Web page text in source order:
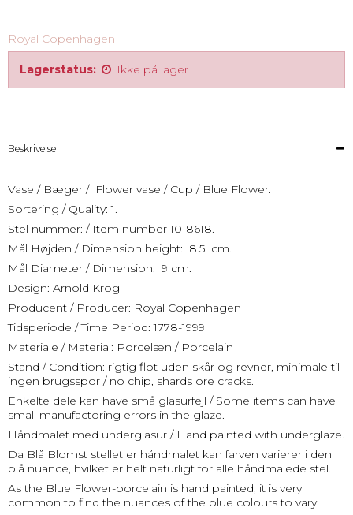
Royal Copenhagen
Lagerstatus: Ikke på lager
Beskrivelse
Vase / Bæger / Flower vase / Cup / Blue Flower.
Sortering / Quality: 1.
Stel nummer: / Item number 10-8618.
Mål Højden / Dimension height: 8.5 cm.
Mål Diameter / Dimension: 9 cm.
Design: Arnold Krog
Producent / Producer: Royal Copenhagen
Tidsperiode / Time Period: 1778-1999
Materiale / Material: Porcelæn / Porcelain
Stand / Condition: rigtig flot uden skår og revner, minimale til
ingen brugsspor / no chip, shards ore cracks.
Enkelte dele kan have små glasurfejl / Some items can have
small manufactoring errors in the glaze.
Håndmalet med underglasur / Hand painted with underglaze.
Da Blå Blomst stellet er håndmalet kan farven varierer i den
blå nuance, hvilket er helt naturligt for alle håndmalede stel.
As the Blue Flower-porcelain is hand painted, it is very
common to find the nuances of the blue colours to vary.